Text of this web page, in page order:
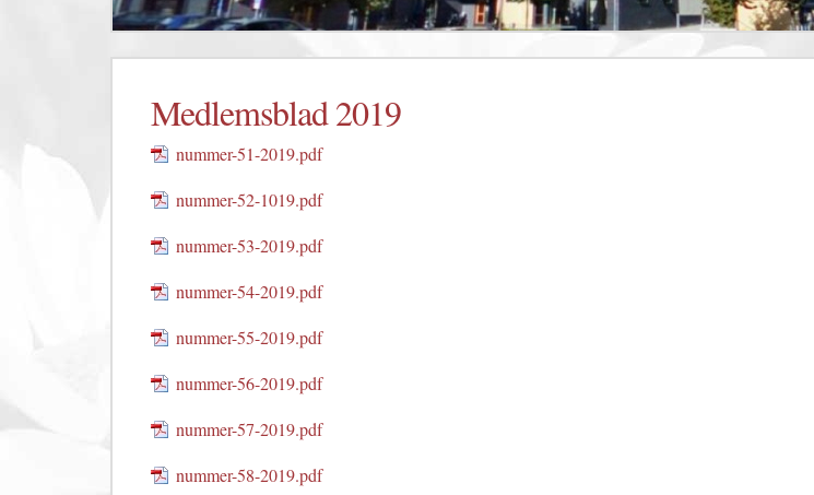
Medlemsblad 2019
nummer-51-2019.pdf
nummer-52-1019.pdf
nummer-53-2019.pdf
nummer-54-2019.pdf
nummer-55-2019.pdf
nummer-56-2019.pdf
nummer-57-2019.pdf
nummer-58-2019.pdf